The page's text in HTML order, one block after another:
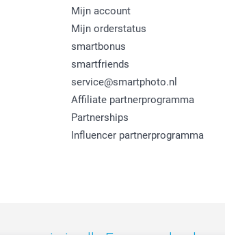
Mijn account
Mijn orderstatus
smartbonus
smartfriends
service@smartphoto.nl
Affiliate partnerprogramma
Partnerships
Influencer partnerprogramma